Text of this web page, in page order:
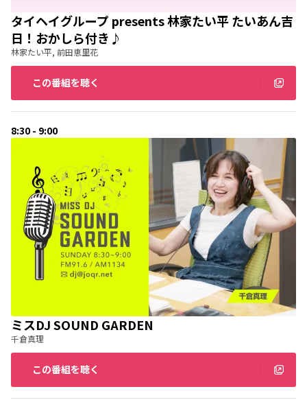
タイヘイグループ presents 林家たい平 たいあん吉
日！おかしら付き♪
林家たい平, 前田恵里花
この番組を聴く
8:30 - 9:00
ミスDJ SOUND GARDEN
千倉真理
この番組を聴く